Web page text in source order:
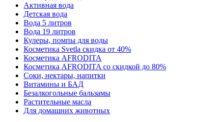
Активная вода
Детская вода
Вода 5 литров
Вода 19 литров
Кулеры, помпы для воды
Косметика Svetla скидка от 40%
Косметика AFRODITA
Косметика AFRODITA со скидкой до 80%
Соки, нектары, напитки
Витамины и БАД
Безалкогольные бальзамы
Растительные масла
Для домашних животных